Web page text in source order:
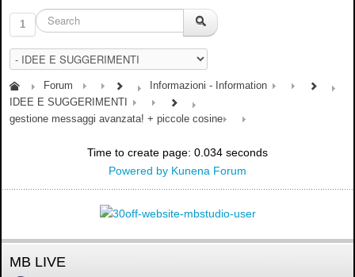
1
Forum
Informazioni - Information
IDEE E SUGGERIMENTI
gestione messaggi avanzata! + piccole cosine
Time to create page: 0.034 seconds
Powered by Kunena Forum
MB LIVE